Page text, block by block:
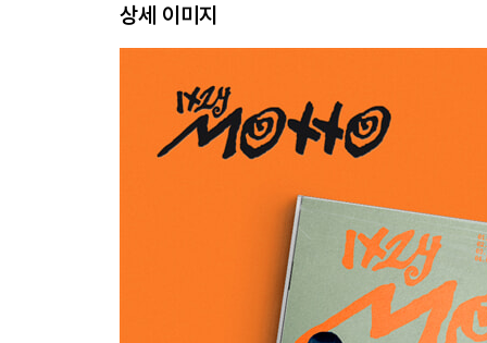
상세 이미지